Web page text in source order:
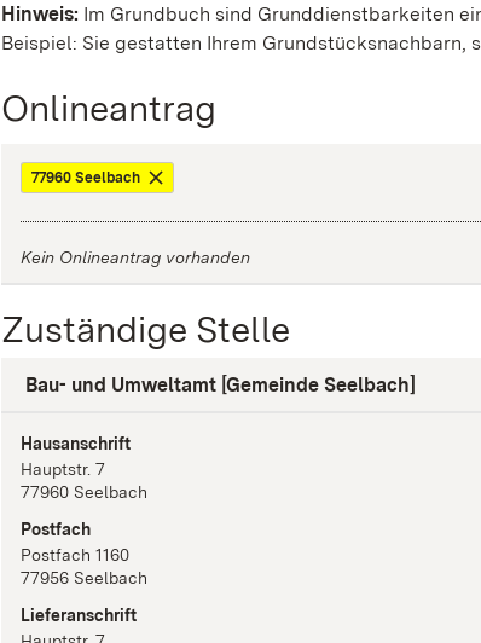
Hinweis: Im Grundbuch sind Grunddienstbarkeiten
Beispiel: Sie gestatten Ihrem Grundstücksnachbarn,
Onlineantrag
77960 Seelbach
Kein Onlineantrag vorhanden
Zuständige Stelle
Bau- und Umweltamt [Gemeinde Seelbach]
Hausanschrift
Hauptstr.7
77960 Seelbach
Postfach
Postfach 1160
77956 Seelbach
Lieferanschrift